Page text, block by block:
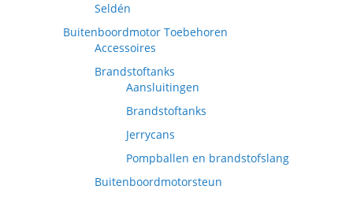
Seldén
Buitenboordmotor Toebehoren
Accessoires
Brandstoftanks
Aansluitingen
Brandstoftanks
Jerrycans
Pompballen en brandstofslang
Buitenboordmotorsteun